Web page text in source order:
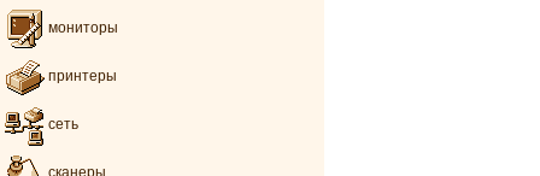
мониторы
принтеры
сеть
сканеры